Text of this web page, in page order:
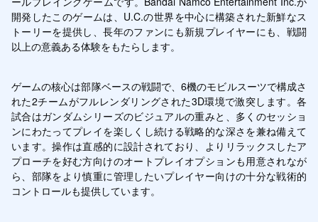
開発したこのゲームは、U.C.の世界を中心に構築された新鮮なス
トーリーを提供し、長年のファンにも新規プレイヤーにも、戦闘
以上の意義ある体験をもたらします。
ゲームの核心は部隊ベースの戦闘で、6機のモビルスーツで構成さ
れた2チームがフルレンダリングされた3D環境で激突します。各
試合はガンダムシリーズのビジュアルの重みと、多くのセッショ
ンにわたってプレイを楽しくし続ける戦略的な深さを兼ね備えて
います。操作は直感的に設計されており、よりリラックスしたア
プローチを好む方向けのオートプレイオプションも用意されなが
ら、部隊をより慎重に管理したいプレイヤー向けの十分な戦術的
コントロールも提供しています。